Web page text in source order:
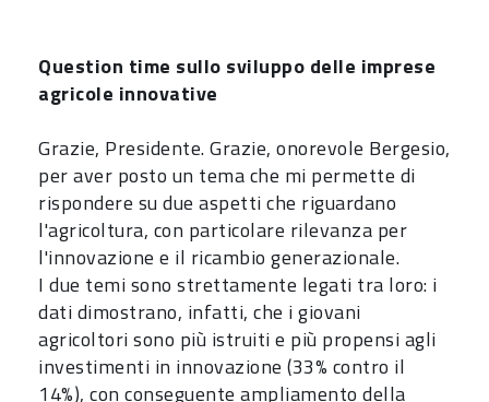
Question time sullo sviluppo delle imprese
agricole innovative
Grazie, Presidente. Grazie, onorevole Bergesio,
per aver posto un tema che mi permette di
rispondere su due aspetti che riguardano
l'agricoltura, con particolare rilevanza per
l'innovazione e il ricambio generazionale.
I due temi sono strettamente legati tra loro: i
dati dimostrano, infatti, che i giovani
agricoltori sono più istruiti e più propensi agli
investimenti in innovazione (33% contro il
14%), con conseguente ampliamento della